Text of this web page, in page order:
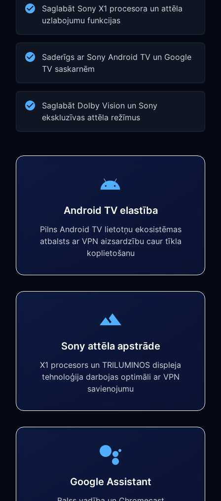
Saglabāt Sony X1 procesora un attēla
uzlabojumu funkcijas
Saderīgs ar Sony Android TV un Google
TV saskarnēm
Saglabāt Dolby Vision un Sony
ekskluzīvas attēla režīmus
Android TV elastība
Pilns Android TV lietotņu ekosistēmas
atbalsts ar VPN aizsardzību caur tīkla
koplietošanu
Sony attēla apstrāde
X1 procesors un TRILUMINOS displeja
tehnoloģija darbojas optimāli ar VPN
savienojumu
Google Assistant